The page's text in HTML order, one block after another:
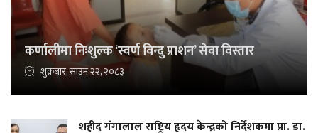
कर्णालीमा निःशुल्क ‘स्वर्ण विन्दु प्राशन’ सेवा विस्तार
शुक्रबार, साउन २२, २०८३
शहीद गंगालाल राष्ट्रिय हृदय केन्द्रको निर्देशकमा प्रा. डा.